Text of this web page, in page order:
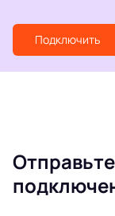
Подключить